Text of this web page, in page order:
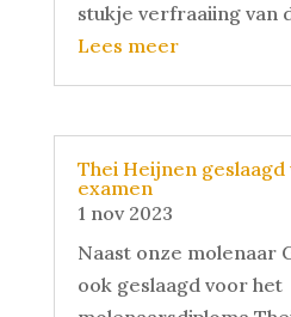
stukje verfraaiing van
Lees meer
Thei Heijnen
examen
1 nov 2023
Naast onze molenaar
ook geslaagd voor het